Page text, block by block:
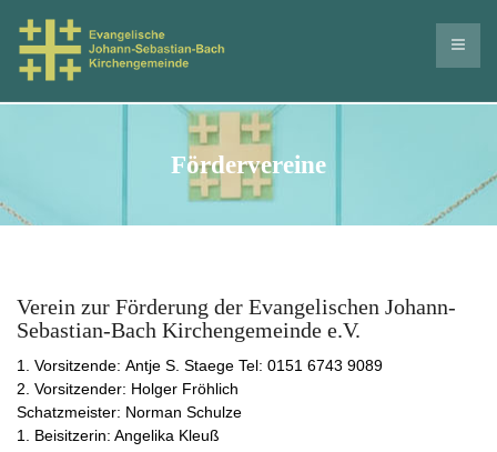
Fördervereine
Verein zur Förderung der Evangelischen Johann-
Sebastian-Bach Kirchengemeinde e.V.
1. Vorsitzende: Antje S. Staege Tel: 0151 6743 9089
2. Vorsitzender: Holger Fröhlich
Schatzmeister: Norman Schulze
1. Beisitzerin: Angelika Kleuß